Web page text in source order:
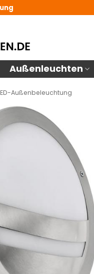
Außenleuchten
Außenbeleuchtung